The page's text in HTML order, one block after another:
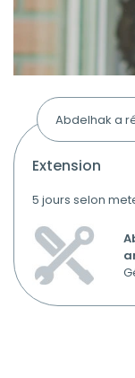
Abdelhak a
extension
5 jours selon